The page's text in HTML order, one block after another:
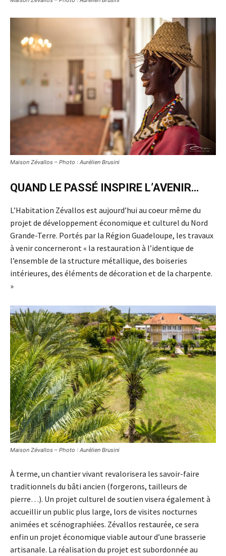
Maison Zévallos – Photo : Aurélien Brusini
QUAND LE PASSÉ INSPIRE L’AVENIR…
L’Habitation Zévallos est aujourd’hui au coeur même du
projet de développement économique et culturel du Nord
Grande-Terre. Portés par la Région Guadeloupe, les travaux
à venir concerneront « la restauration à l’identique de
l’ensemble de la structure métallique, des boiseries
intérieures, des éléments de décoration et de la charpente.
»
Maison Zévallos – Photo : Aurélien Brusini
À terme, un chantier vivant revalorisera les savoir-faire
traditionnels du bâti ancien (forgerons, tailleurs de
pierre…). Un projet culturel de soutien visera également à
accueillir un public plus large, lors de visites nocturnes
animées et scénographiées. Zévallos restaurée, ce sera
enfin un projet économique viable autour d’une brasserie
artisanale. La réalisation du projet est subordonnée au